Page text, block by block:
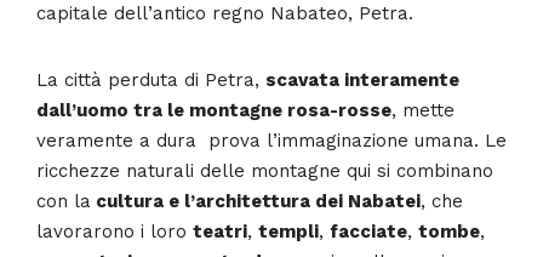
capitale dell’antico regno Nabateo, Petra.
La città perduta di Petra, scavata interamente
dall’uomo tra le montagne rosa-rosse, mette
veramente a dura prova l’immaginazione umana. Le
ricchezze naturali delle montagne qui si combinano
con la cultura e l’architettura dei Nabatei, che
lavorarono i loro teatri, templi, facciate, tombe,